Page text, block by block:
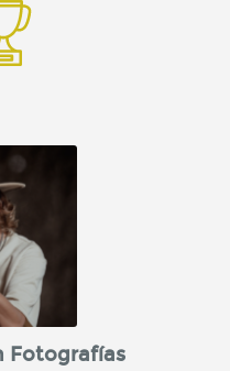
Fotografías